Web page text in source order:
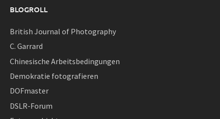
BLOGROLL
British Journal of Photography
C. Garrard
Chinesische Arbeitsbedingungen
Demokratie fotografieren
DOFmaster
DSLR-Forum